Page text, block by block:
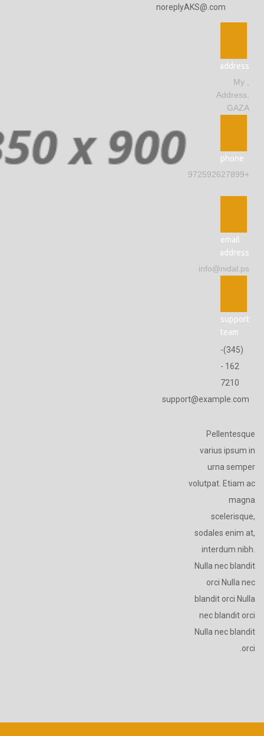
noreplyAKS@.com
address
, My
Address,
GAZA
phone
+972592627899
email
address
info@nidal.ps
support
team
(345)-
162 -
7210
support@example.com
Pellentesque
varius ipsum in
urna semper
volutpat. Etiam ac
magna
scelerisque,
sodales enim at,
interdum nibh.
Nulla nec blandit
orci Nulla nec
blandit orci Nulla
nec blandit orci
Nulla nec blandit
orci.